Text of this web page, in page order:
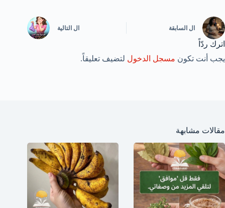
ال السابقة ال التالية
اترك ردّاً
يجب أنت تكون مسجل الدخول لتضيف تعليقاً.
مقالات مشابهة